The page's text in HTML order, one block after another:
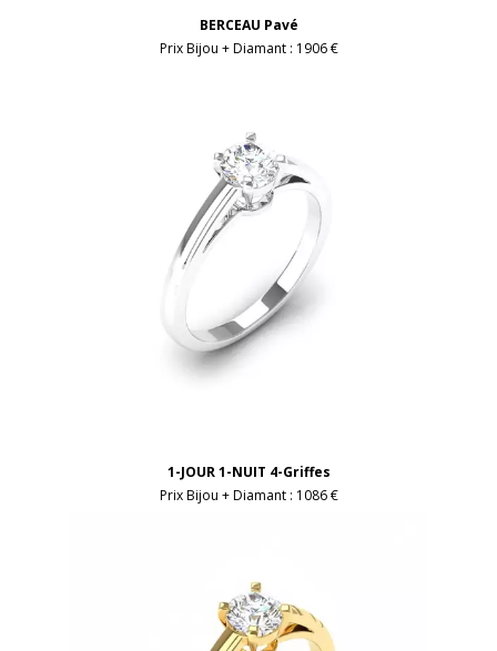
BERCEAU Pavé
Prix Bijou + Diamant : 1906 €
1-JOUR 1-NUIT 4-Griffes
Prix Bijou + Diamant : 1086 €